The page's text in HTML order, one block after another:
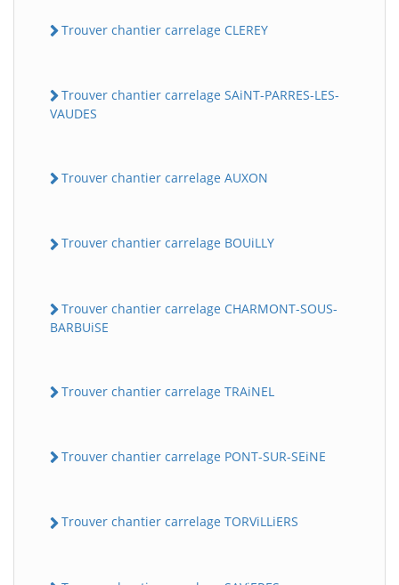
Trouver chantier carrelage CLEREY
Trouver chantier carrelage SAiNT-PARRES-LES-
VAUDES
Trouver chantier carrelage AUXON
Trouver chantier carrelage BOUiLLY
Trouver chantier carrelage CHARMONT-SOUS-
BARBUiSE
Trouver chantier carrelage TRAiNEL
Trouver chantier carrelage PONT-SUR-SEiNE
Trouver chantier carrelage TORViLLiERS